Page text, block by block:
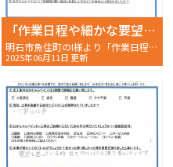
「作業日程や細かな要望も親身になって相談に乗っていただける」
明石市魚住町のI様より「作業日程や細かな要望も親身になって相談に乗っていただける」〜完工後アンケート〜
2025年06月11日 更新